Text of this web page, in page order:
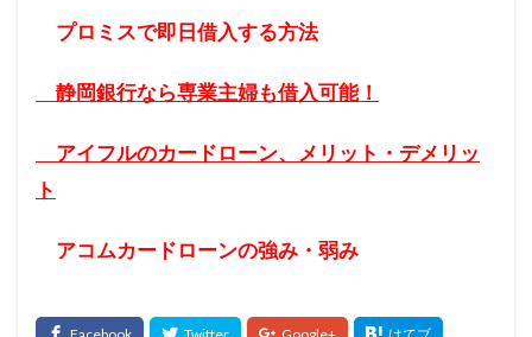
プロミスで即日借入する方法
静岡銀行なら専業主婦も借入可能！
アイフルのカードローン、メリット・デメリッ
ト
アコムカードローンの強み・弱み